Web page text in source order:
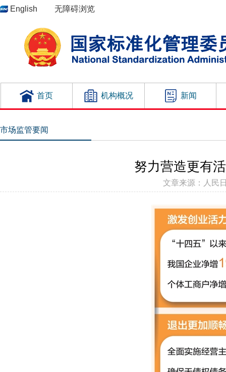
English 无障碍浏览
首页 机构概况 新闻
市场监管要闻
努力营造更有
文章来源：人民